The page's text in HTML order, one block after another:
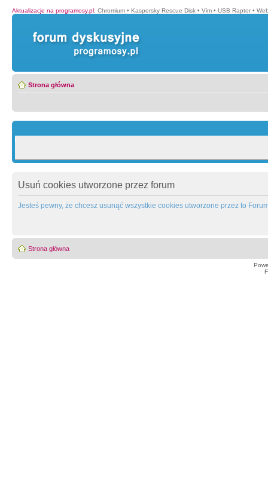
Aktualizacje na programosy.pl: Chromium • Kaspersky Rescue Disk • Vim • USB Raptor •
Strona główna
Usuń cookies utworzone przez forum
Jesteś pewny, że chcesz usunąć wszystkie cookies utworzone przez to
Strona główna